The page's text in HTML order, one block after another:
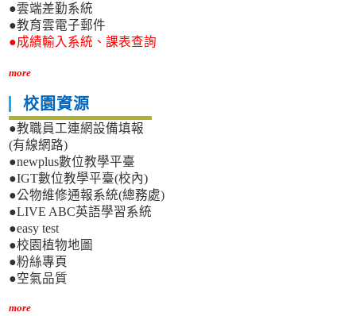
●雲端差勤系統
●教育雲電子郵件
●成績輸入系統、課表查詢
more
校園資源
●教職員工連網設備填報
(有線網路)
●newplus數位教學平臺
●IGT數位教學平臺(校內)
●公物維修通報系統(總務處)
●LIVE ABC英語學習系統
●easy test
●校園植物地圖
●粉絲專頁
●空氣品質
more